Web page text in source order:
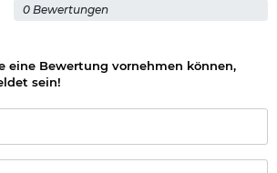
0 Bewertungen
eine Bewertung vornehmen können,
sein!